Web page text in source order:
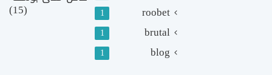
roobet
1
brutal
1
blog
1
(15)